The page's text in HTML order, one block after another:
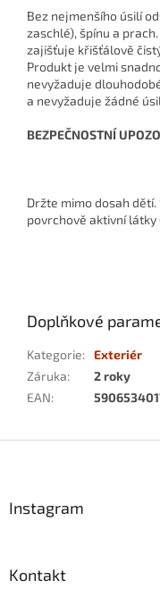
Bez nejmenšího úsilí
zaschlé), špínu a
zajišťuje křišťálově
Produkt je velmi
nevyžaduje
a nevyžaduje žádné
BEZPEČNOSTNÍ
Držte mimo dosah
povrchově aktivní látky
Doplňkové
Kategorie: Exteriér
Záruka:
2 roky
EAN:
Instagram
Kontakt